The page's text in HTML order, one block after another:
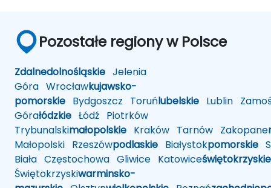
Pozostałe regiony w Polsce
Zdalnedolnośląskie Jelenia
Góra Wrocławkujawsko-
pomorskie Bydgoszcz Toruńlubelskie Lublin
Górałódzkie Łódź Piotrków
Trybunalskimałopolskie Kraków Tarnów Zakopane
Małopolski Rzeszówpodlaskie Białystokpomorskie
Biała Częstochowa Gliwice Katowiceświętokrzyskie
Świętokrzyskiwarminsko-